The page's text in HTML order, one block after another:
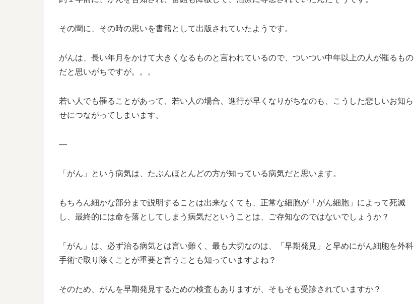
その間に、その時の思いを書籍として出版されていたようです。
がんは、長い年月をかけて大きくなるものと言われているので、ついつい中年以上の人が罹るもの
だと思いがちですが。。。
若い人でも罹ることがあって、若い人の場合、進行が早くなりがちなのも、こうした悲しいお知ら
せにつながってしまいます。
—
「がん」という病気は、たぶんほとんどの方が知っている病気だと思います。
もちろん細かな部分まで説明することは出来なくても、正常な細胞が「がん細胞」によって死滅
し、最終的には命を落としてしまう病気だということは、ご存知なのではないでしょうか？
「がん」は、必ず治る病気とは言い難く、最も大切なのは、「早期発見」と早めにがん細胞を外科
手術で取り除くことが重要と言うことも知っていますよね？
そのため、がんを早期発見するための検査もありますが、そもそも受診されていますか？